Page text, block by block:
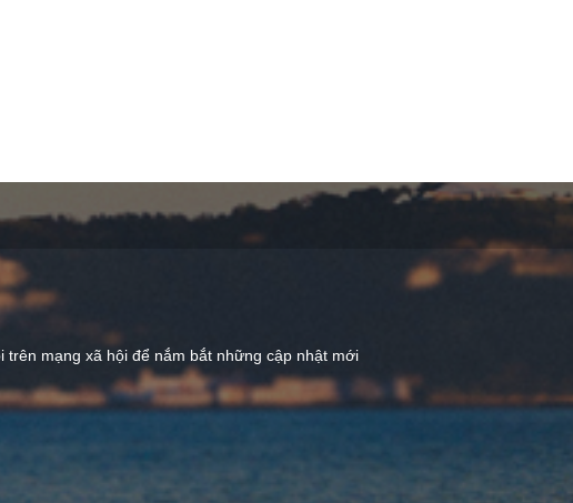
mạng xã hội để nắm bắt những cập nhật mới